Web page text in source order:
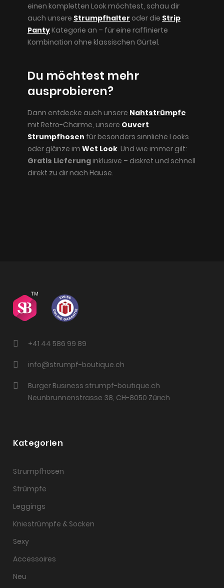
einen kompletten Look möchtest, schau dir
auch unsere Strumpfhalter oder die Strip
PantyKategorie an – für eine raffinierte
Kombination ohne klassischen Gürtel.
Du möchtest mehr
ausprobieren?
Dann entdecke auch unsere Nahtstrümpfe
mit Retro-Charme, unsere Ouvert
Strumpfhosen für besonders sinnliche Looks
oder glänze im Wet Look. Und wie immer gilt:
Gratis Lieferunginklusive – diskret und schnell
direkt zu dir nach Hause.
+41 44 586 99 89
info@strumpf-boutique.ch
Burger Business strumpf-boutique.ch
Neunbrunnenstrasse 38, CH-8050 Zürich
Kategorien
Strumpfhosen
Strümpfe
Leggings
Kniestrümpfe & Socken
Sexy
Accessoires
Neu